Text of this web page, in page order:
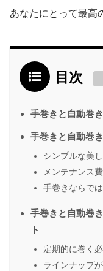
あなたにとって最高
目次
手巻きと自動巻
手巻きと自動巻
シンプルな美
メンテナンス
手巻きならで
手巻きと自動巻
ト
定期的に巻く
ラインナップ